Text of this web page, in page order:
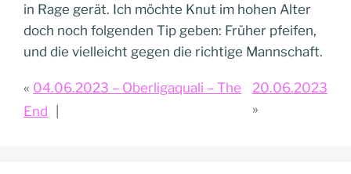
in Rage gerät. Ich möchte Knut im hohen Alter
doch noch folgenden Tip geben: Früher pfeifen,
und die vielleicht gegen die richtige Mannschaft.
04.06.2023 – Oberligaquali – The
End
20.06.2023